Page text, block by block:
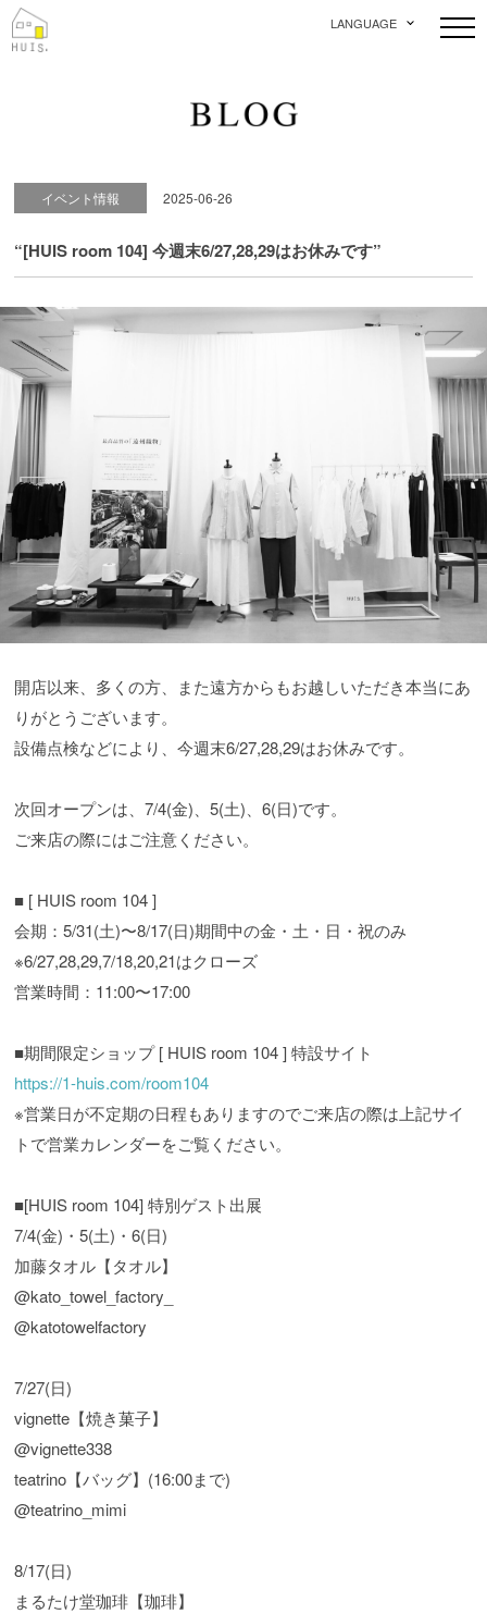
LANGUAGE
イベント情報 2025-06-26
“[HUIS room 104] 今週末6/27,28,29はお休みです”
開店以来、多くの方、また遠方からもお越しいただき本当にあ
りがとうございます。
設備点検などにより、今週末6/27,28,29はお休みです。
次回オープンは、7/4(金)、5(土)、6(日)です。
ご来店の際にはご注意ください。
■ [ HUIS room 104 ]
会期：5/31(土)〜8/17(日)期間中の金・土・日・祝のみ
※6/27,28,29,7/18,20,21はクローズ
営業時間：11:00〜17:00
■期間限定ショップ [ HUIS room 104 ] 特設サイト
https://1-huis.com/room104
※営業日が不定期の日程もありますのでご来店の際は上記サイ
トで営業カレンダーをご覧ください。
■[HUIS room 104] 特別ゲスト出展
7/4(金)・5(土)・6(日)
加藤タオル【タオル】
@kato_towel_factory_
@katotowelfactory
7/27(日)
vignette【焼き菓子】
@vignette338
teatrino【バッグ】(16:00まで)
@teatrino_mimi
8/17(日)
まるたけ堂珈琲【珈琲】